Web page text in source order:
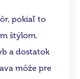
pokiaľ to
štýlom.
a dostatok
môže pre